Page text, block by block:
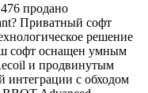
476 продано
Приватный софт
решение
софт оснащен умным
и продвинутым
интеграции с обходом